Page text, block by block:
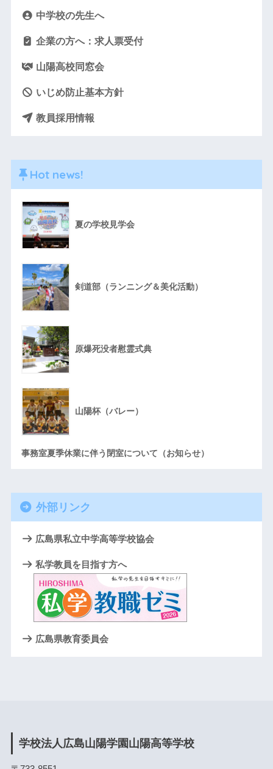
中学校の先生へ
企業の方へ：求人票受付
山陽高校同窓会
いじめ防止基本方針
教員採用情報
Hot news!
夏の学校見学会
剣道部（ランニング＆美化活動）
原爆死没者慰霊式典
山陽杯（バレー）
事務室夏季休業に伴う閉室について（お知らせ）
外部リンク
広島県私立中学高等学校協会
私学教員を目指す方へ
広島県教育委員会
学校法人広島山陽学園山陽高等学校